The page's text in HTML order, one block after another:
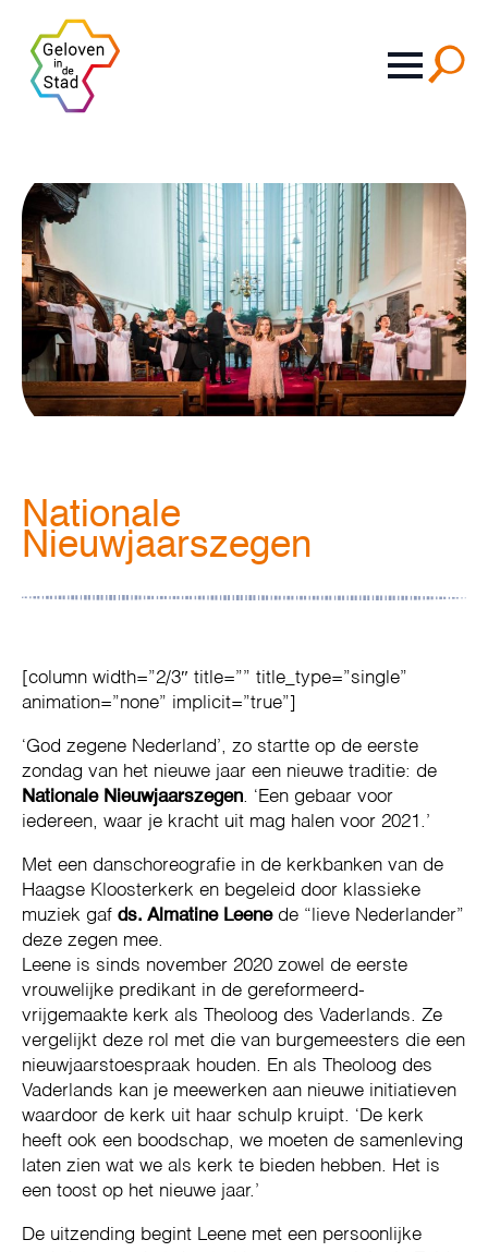
Nationale
Nieuwjaarszegen
[column width=”2/3″ title=”” title_type=”single”
animation=”none” implicit=”true”]
‘God zegene Nederland’, zo startte op de eerste
zondag van het nieuwe jaar een nieuwe traditie: de
Nationale Nieuwjaarszegen. ‘Een gebaar voor
iedereen, waar je kracht uit mag halen voor 2021.’
Met een danschoreografie in de kerkbanken van de
Haagse Kloosterkerk en begeleid door klassieke
muziek gaf ds. Almatine Leenede “lieve Nederlander”
deze zegen mee.
Leene is sinds november 2020 zowel de eerste
vrouwelijke predikant in de gereformeerd-
vrijgemaakte kerk als Theoloog des Vaderlands. Ze
vergelijkt deze rol met die van burgemeesters die een
nieuwjaarstoespraak houden. En als Theoloog des
Vaderlands kan je meewerken aan nieuwe initiatieven
waardoor de kerk uit haar schulp kruipt. ‘De kerk
heeft ook een boodschap, we moeten de samenleving
laten zien wat we als kerk te bieden hebben. Het is
een toost op het nieuwe jaar.’
De uitzending begint Leene met een persoonlijke